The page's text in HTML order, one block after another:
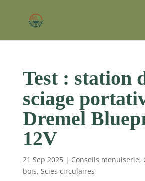
Test : station
sciage
Dremel
12V
21 Sep 2025| Conseils menuiserie,
bois, Scies circulaires